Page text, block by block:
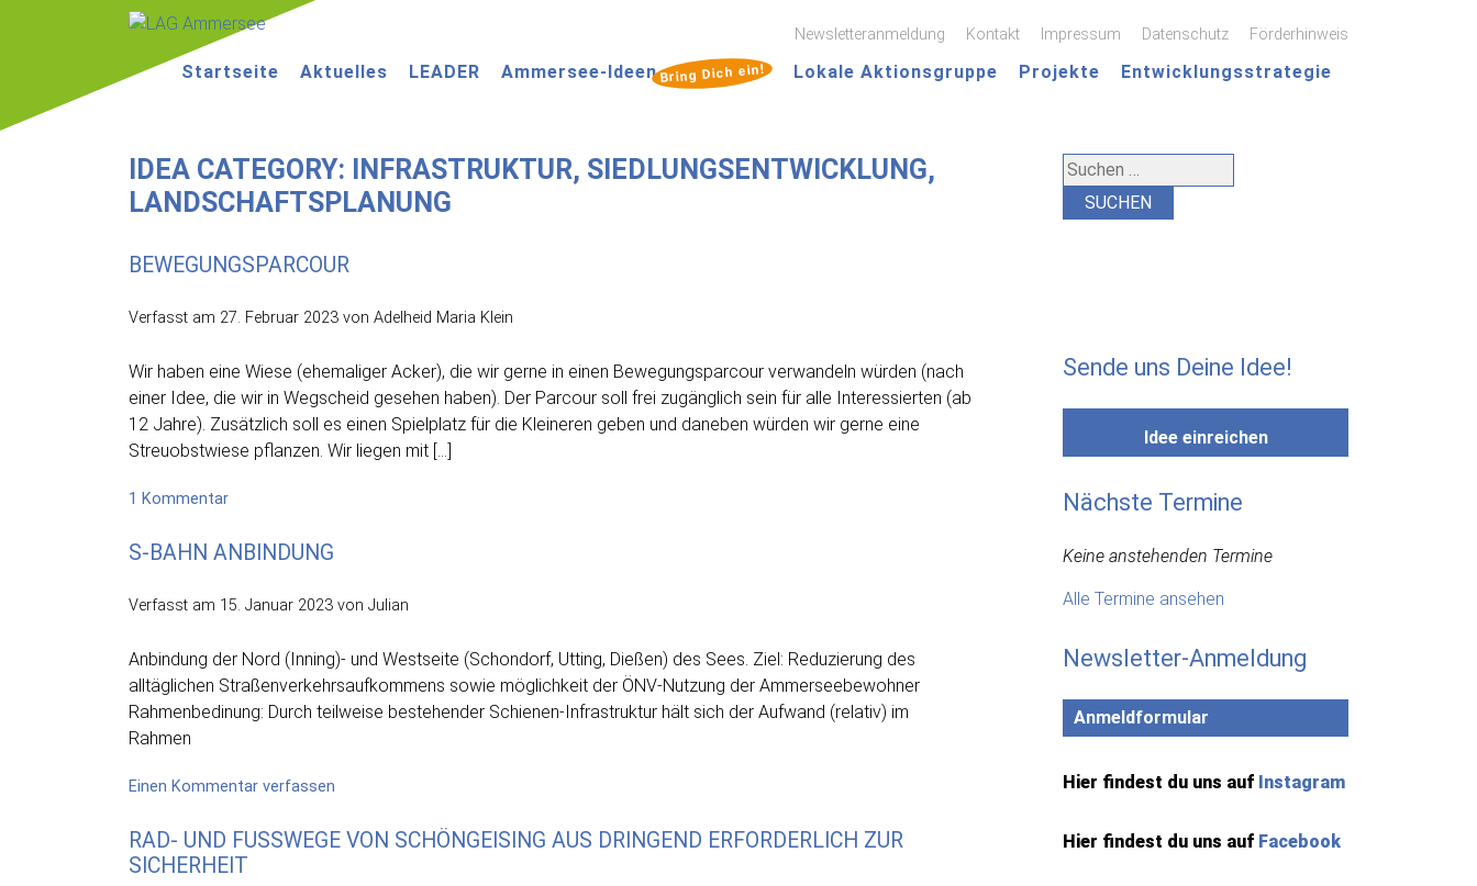
springen
LAG
Newsletteranmeldung Kontakt Impressum Datenschutz Förderhinweis
Hauptmenü
Startseite Aktuelles LEADER Ammersee-IdeenBring Dich ein! Lokale Aktionsgruppe Projekte Entwicklungsstrategie
IDEA CATEGORY:
INFRASTRUKTUR, SIEDLUNGSENTWICKLUNG,
LANDSCHAFTSPLANUNG
BEWEGUNGSPARCOUR
Verfasst am 27. Februar 2023 von Adelheid Maria Klein
Wir haben eine Wiese (ehemaliger Acker), die wir gerne in einen Bewegungsparcour verwandeln würden (nach
einer Idee, die wir in Wegscheid gesehen haben). Der Parcour soll frei zugänglich sein für alle Interessierten (ab
12 Jahre). Zusätzlich soll es einen Spielplatz für die Kleineren geben und daneben würden wir gerne eine
Streuobstwiese pflanzen. Wir liegen mit […]
1 Kommentarzu
S-BAHN ANBINDUNG
Verfasst am 15. Januar 2023 von Julian
Anbindung der Nord (Inning)- und Westseite (Schondorf, Utting, Dießen) des Sees. Ziel: Reduzierung des
alltäglichen Straßenverkehrsaufkommens sowie möglichkeit der ÖNV-Nutzung der Ammerseebewohner
Rahmenbedinung: Durch teilweise bestehender Schienen-Infrastruktur hält sich der Aufwand (relativ) im
Rahmen
Einen Kommentar verfassen
Bahn
RAD- UND FUSSWEGE VON SCHÖNGEISING AUS DRINGEND ERFORDERLICH ZUR S
ICHERHEIT
Suchen
nach:
Sende uns Deine Idee!
Idee einreichen
Nächste Termine
Keine anstehenden Termine
Alle Termine ansehen
Newsletter-Anmeldung
Anmeldformular
Hier findest du uns auf Instagram
Hier findest du uns auf Facebook